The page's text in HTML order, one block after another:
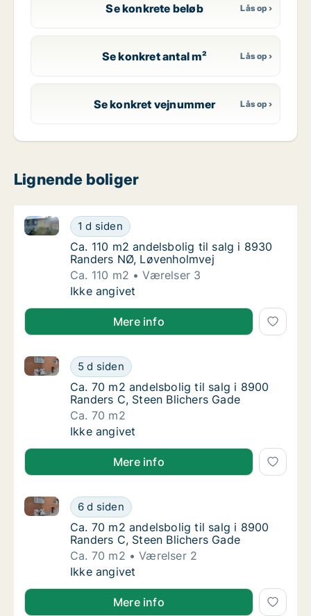
Se konkrete beløb
Se konkret antal m²
Se konkret vejnummer
Lignende boliger
Ca. 110 m2 andelsbolig til salg i 8930
1 d siden
Ca. 110 m2 andelsbolig til salg i 8930 Randers NØ,
Ca. 110 m2 andelsbolig til salg i 8930
Ca. 110 m2 andelsbolig til salg i 8930
Randers NØ, Løvenholmvej
Ca. 110 m2
Værelser 3
Ca. 110 m2 andelsbolig til salg i 8930
Ikke angivet
Mere info
Ca. 70 m2 andelsbolig til salg i 8900
5 d siden
Ca. 70 m2 andelsbolig til salg i 8900 Randers C,
Ca. 70 m2 andelsbolig til salg i 8900
Ca. 70 m2 andelsbolig til salg i 8900
Randers C, Steen Blichers Gade
Ca. 70 m2
Ca. 70 m2 andelsbolig til salg i 8900
Ikke angivet
Mere info
Ca. 70 m2 andelsbolig til salg i 8900
6 d siden
Ca. 70 m2 andelsbolig til salg i 8900 Randers C,
Ca. 70 m2 andelsbolig til salg i 8900
Ca. 70 m2 andelsbolig til salg i 8900
Randers C, Steen Blichers Gade
Ca. 70 m2
Værelser 2
Ca. 70 m2 andelsbolig til salg i 8900
Ikke angivet
Mere info